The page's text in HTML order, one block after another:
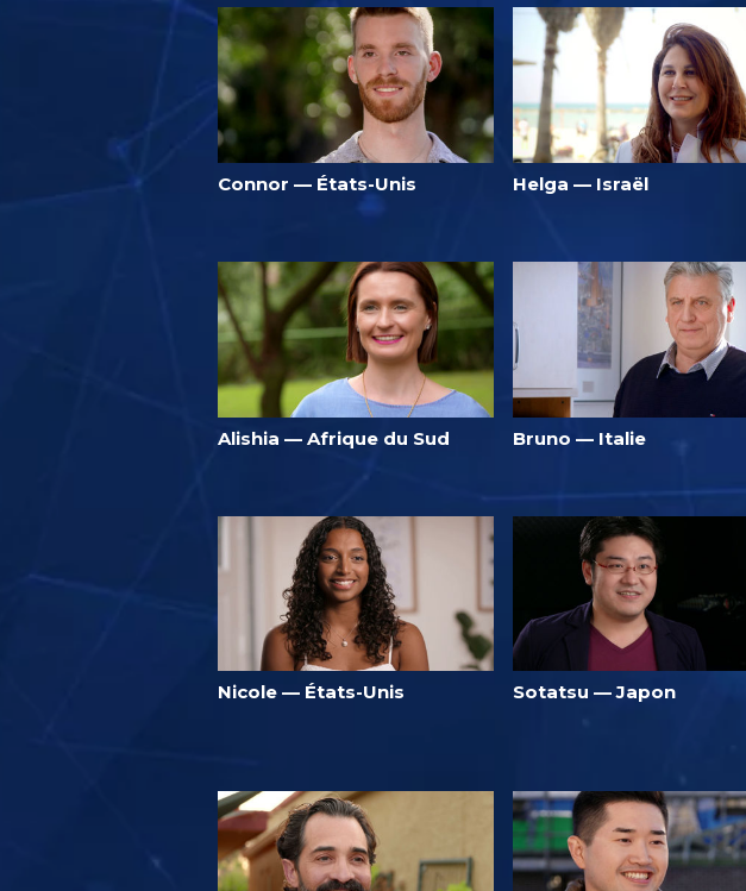
Connor — États-Unis Helga — Israël
Alishia — Afrique du Sud Bruno — Italie
Nicole — États-Unis Sotatsu — Japon